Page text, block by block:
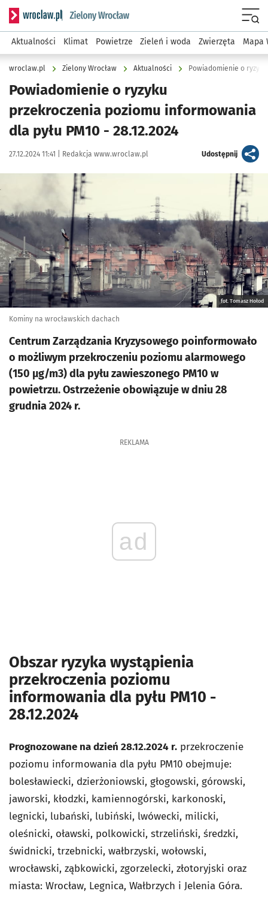
Serwis informacyjny wroclaw.pl podserwis: Środowisko we
Aktualności Klimat Powietrze Zieleń i woda Zwierzęta Mapa
wroclaw.pl Zielony Wrocław Aktualności Powiadomienie o
Powiadomienie o ryzyku
przekroczenia poziomu informowania
dla pyłu PM10 - 28.12.2024
Data publikacji:
27.12.2024 11:41 | Autor:
Redakcja www.wroclaw.pl Udostępnijartykuł
Kliknij, aby powiększyć
fot. Tomasz Hołod
Kominy na wrocławskich dachach
Centrum Zarządzania Kryzysowego poinformowało
o możliwym przekroczeniu poziomu alarmowego
(150 µg/m3) dla pyłu zawieszonego PM10 w
powietrzu. Ostrzeżenie obowiązuje w dniu 28
grudnia 2024 r.
REKLAMA
ad
Obszar ryzyka wystąpienia
przekroczenia poziomu
informowania dla pyłu PM10 -
28.12.2024
Prognozowane na dzień 28.12.2024 r. przekroczenie
poziomu informowania dla pyłu PM10 obejmuje:
bolesławiecki, dzierżoniowski, głogowski, górowski,
jaworski, kłodzki, kamiennogórski, karkonoski,
legnicki, lubański, lubiński, lwówecki, milicki,
oleśnicki, oławski, polkowicki, strzeliński, średzki,
świdnicki, trzebnicki, wałbrzyski, wołowski,
wrocławski, ząbkowicki, zgorzelecki, złotoryjski oraz
miasta: Wrocław, Legnica, Wałbrzych i Jelenia Góra.